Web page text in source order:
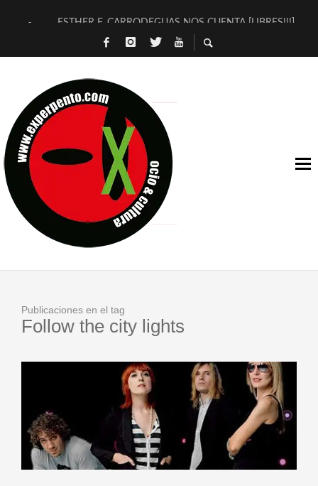
ESTHER F. CARRODEGUAS NOS CUENTA [LIBRES!!!]
[TERRA DE GUAPES] DE SANDRA MONFORT
TIMBRE 4, LA ESCUELA DEL DIRECTOR TEATRAL CLAUDIO
30 AÑOS (NO ES NADA) DE LA KATARSIS DEL TOMATAZO
MILITARES JUDÍAS EN #EXVITA
D’BALDOMEROS REINVENTAN [BITÁCORA 3.0] EN EXVITA
MARSHALL FLASH PRESENTA EN EXVITA [RELATIVA
JOFRE BARDAGÍ EN EXVITA INTERPRETANDO A SERRAT
Publicaciones en el tag
Follow the city lights